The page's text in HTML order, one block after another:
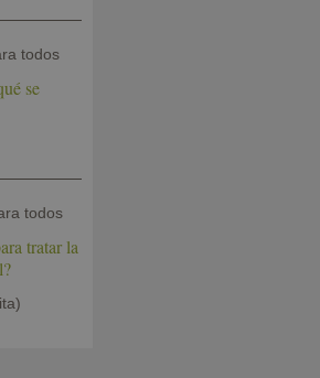
todos
se
todos
tratar la